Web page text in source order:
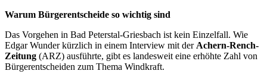
Warum Bürgerentscheide so wichtig sind
Das Vorgehen in Bad Peterstal-Griesbach ist kein Einzelfall. Wie
Edgar Wunder kürzlich in einem Interview mit der Achern-Rench-
Zeitung (ARZ) ausführte, gibt es landesweit eine erhöhte Zahl von
Bürgerentscheiden zum Thema Windkraft.